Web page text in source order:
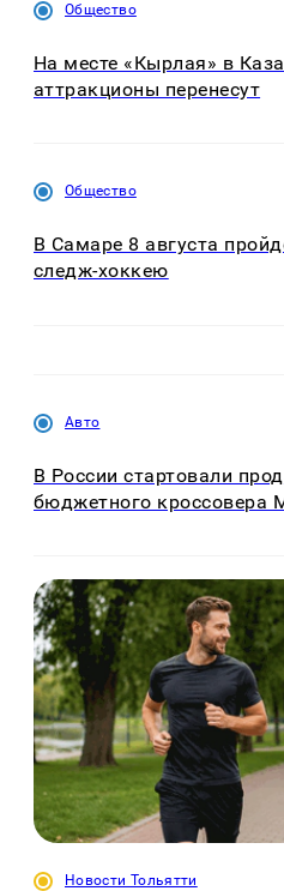
Общество
На месте «Кырлая» в
аттракционы перенесут
Общество
В Самаре 8 августа
следж-хоккею
Авто
В России стартовали
бюджетного кроссовера
Новости Тольятти